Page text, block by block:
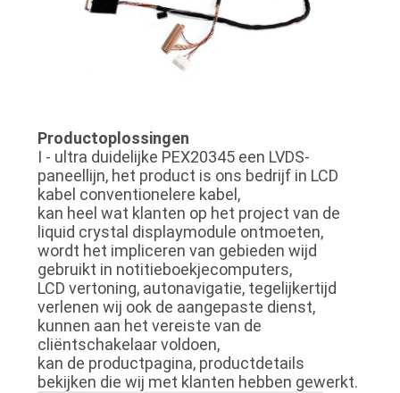
Productoplossingen
I - ultra duidelijke PEX20345 een LVDS-
paneellijn, het product is ons bedrijf in LCD
kabel conventionelere kabel,
kan heel wat klanten op het project van de
liquid crystal displaymodule ontmoeten,
wordt het impliceren van gebieden wijd
gebruikt in notitieboekjecomputers,
LCD vertoning, autonavigatie, tegelijkertijd
verlenen wij ook de aangepaste dienst,
kunnen aan het vereiste van de
cliëntschakelaar voldoen,
kan de productpagina, productdetails
bekijken die wij met klanten hebben gewerkt.